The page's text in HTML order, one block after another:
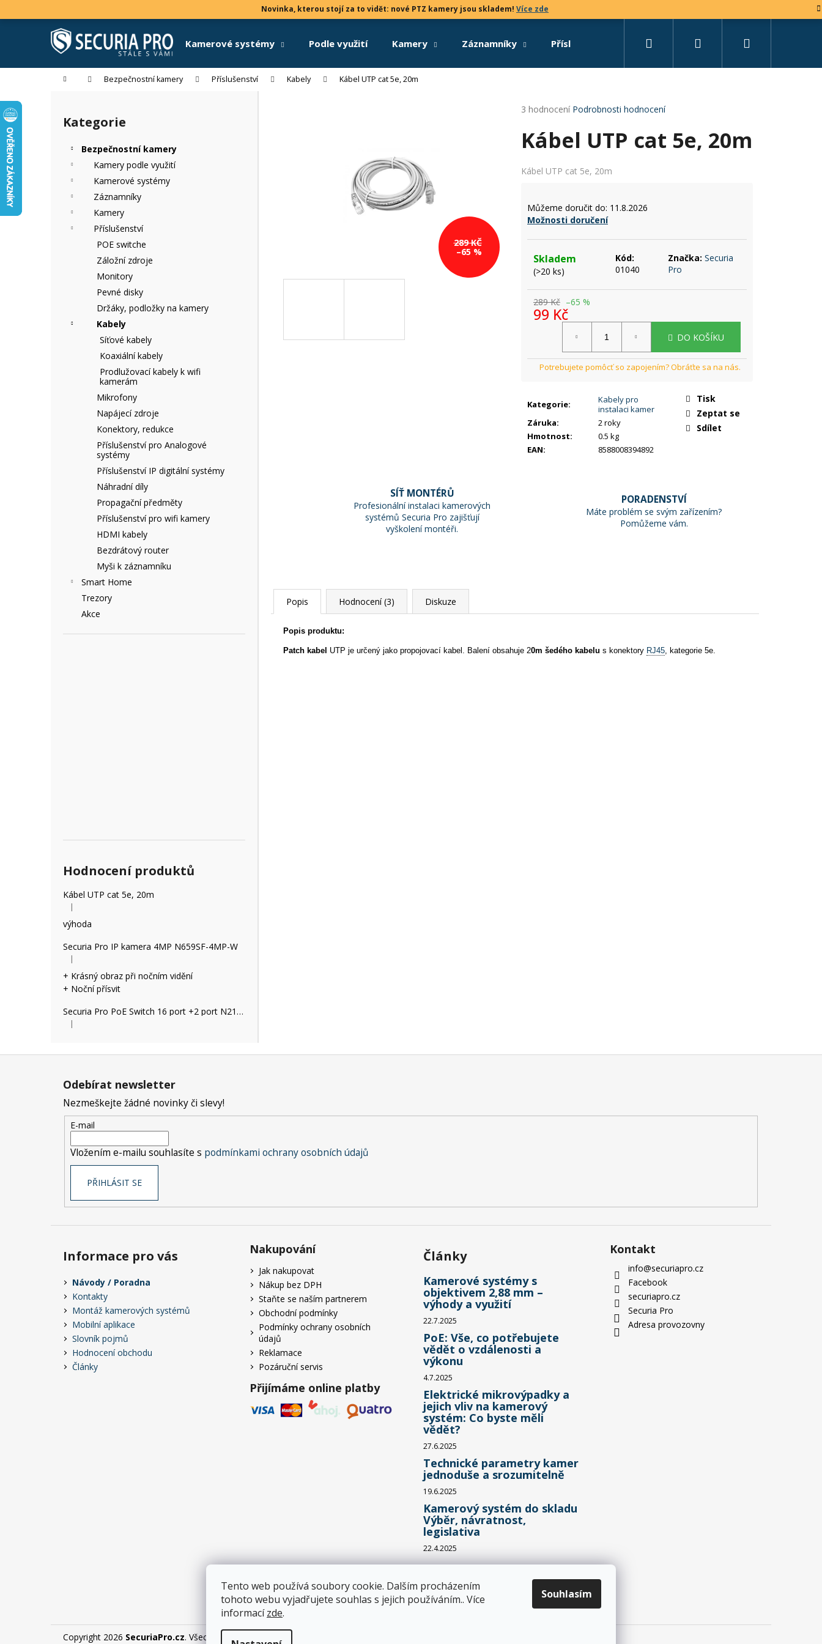
Tento web používá soubory cookie. Dalším procházením
tohoto webu vyjadřujete souhlas s jejich používáním.. Více
informacízde.
Souhlasím
na
Novinka, kterou stojí za to vidět: nové PTZ kamery jsou skladem! Více zde
Kamerové systémy Podle využití Kamery Záznamníky Příslušenství Set na míru Přihlášení
Domů Bezpečnostní kamery Příslušenství Kabely Kábel UTP cat 5e, 20m
Přeskočit
kategorie
Kategorie
Bezpečnostní kamery
Kamery podle využití
Kamerové systémy
Záznamníky
Kamery
Příslušenství
POE switche
Záložní zdroje
Monitory
Pevné disky
Držáky, podložky na kamery
Kabely
Síťové kabely
Koaxiální kabely
Prodlužovací kabely k wifi
kamerám
Mikrofony
Napájecí zdroje
Konektory, redukce
Příslušenství pro Analogové
systémy
Příslušenství IP digitální systémy
Náhradní díly
Propagační předměty
Příslušenství pro wifi kamery
HDMI kabely
Bezdrátový router
Myši k záznamníku
Smart Home
Trezory
Akce
Hodnocení produktů
Kábel UTP cat 5e, 20m
Hodnocení produktu je 5 z 5 hvězdiček.
|
výhoda
Securia Pro IP kamera 4MP N659SF-4MP-W
Hodnocení produktu je 5 z 5 hvězdiček.
|
+ Krásný obraz při nočním vidění
+ Noční přísvit
Securia Pro PoE Switch 16 port +2 port N2162P
Hodnocení produktu je 2 z 5 hvězdiček.
|
Průměrné
produktu
je
z
5
3 hodnocení Podrobnosti hodnocení
Kábel UTP cat 5e, 20m
Kábel UTP cat 5e, 20m
Můžeme doručit do: 11.8.2026
Možnosti doručení
Skladem
(>20 ks)
Kód:
01040
Značka:Securia
Pro
289 Kč –65 %
99 Kč
DO KOŠÍKU
Kategorie:
Kabely pro
instalaci kamer
Záruka:
2 roky
Hmotnost:
0.5 kg
EAN: 8588008394892
Tisk
Zeptat se
Sdílet
289 KČ
–65 %
SÍŤ MONTÉRŮ
Profesionální instalaci kamerových
systémů Securia Pro zajišťují
vyškolení montéři.
PORADENSTVÍ
Máte problém se svým zařízením?
Pomůžeme vám.
Popis Hodnocení (3) Diskuze
Popis produktu:
Patch kabel UTP je určený jako propojovací kabel. Balení obsahuje 20m šedého kabelu s konektory RJ45, kategorie 5e.
o
k
Zpět
obchodu
Zpět
obchodu
Co potřebujete najít?
Doporučujeme
Z
Odebírat newsletter
Nezmeškejte žádné novinky či slevy!
E-mail
Vložením e-mailu souhlasíte s podmínkami ochrany osobních údajů
PŘIHLÁSIT SE
Informace pro vás
Návody / Poradna
Kontakty
Montáž kamerových systémů
Mobilní aplikace
Slovník pojmů
Hodnocení obchodu
Články
Nakupování
Jak nakupovat
Nákup bez DPH
Staňte se naším partnerem
Obchodní podmínky
Podmínky ochrany osobních
údajů
Reklamace
Pozáruční servis
Přijímáme online platby
Články
Kamerové systémy s
objektivem 2,88 mm –
výhody a využití
22.7.2025
PoE: Vše, co potřebujete
vědět o vzdálenosti a
výkonu
4.7.2025
Elektrické mikrovýpadky a
jejich vliv na kamerový
systém: Co byste měli
vědět?
27.6.2025
Technické parametry kamer
jednoduše a srozumitelně
19.6.2025
Kamerový systém do skladu
Výběr, návratnost,
legislativa
22.4.2025
Kontakt
info@securiapro.cz
Facebook
securiapro.cz
Securia Pro
Adresa provozovny
Copyright 2026 SecuriaPro.cz. Všechna práva vyhrazena.